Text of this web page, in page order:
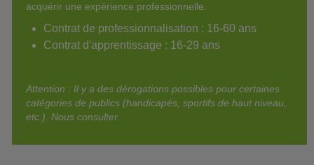
acquérir une expérience professionnelle.
Contrat de professionnalisation : 16-60 ans
Contrat d'apprentissage : 16-29 ans
Attention : Il y a des dérogations possibles pour certaines
catégories de publics (handicapés, sportifs de haut niveau,
etc.). Nous consulter.